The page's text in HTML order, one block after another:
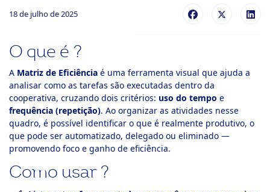
18 de julho de 2025
O que é ?
A Matriz de Eficiência é uma ferramenta visual que ajuda a
analisar como as tarefas são executadas dentro da
cooperativa, cruzando dois critérios: uso do tempo e
frequência (repetição). Ao organizar as atividades nesse
quadro, é possível identificar o que é realmente produtivo, o
que pode ser automatizado, delegado ou eliminado —
promovendo foco e ganho de eficiência.
Como usar ?